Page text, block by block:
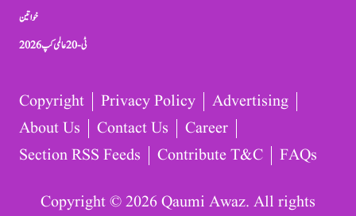
خواتین
ٹی-20 عالمی کپ 2026
Copyright Privacy Policy
Advertising
About Us
Contact Us
Career
Section RSS Feeds
Contribute T&C FAQs
Copyright © 2026 Qaumi Awaz. All rights